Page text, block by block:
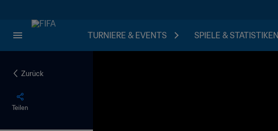
TURNIERE & EVENTS SPIELE & STATISTIKEN
Zurück
Teilen